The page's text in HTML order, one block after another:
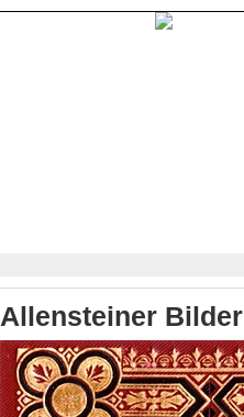
Allensteiner